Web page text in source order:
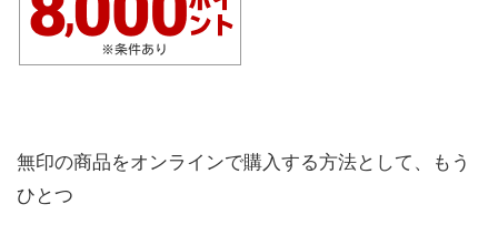
無印の商品をオンラインで購入する方法として、もう
ひとつ